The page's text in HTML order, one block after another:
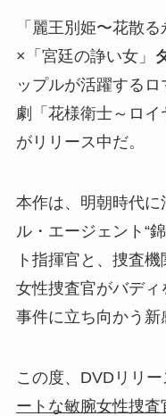
「麗王別姫〜花散る
×「宮廷の諍い女」
ップルが活躍する
劇「花様衛士～ロ
がリリース中だ。
本作は、明朝時代
ル・エージェント“
ト指揮官と、捜査
女性捜査官がバデ
事件に立ち向かう新
この度、DVDリリー
ートな敏腕女性捜